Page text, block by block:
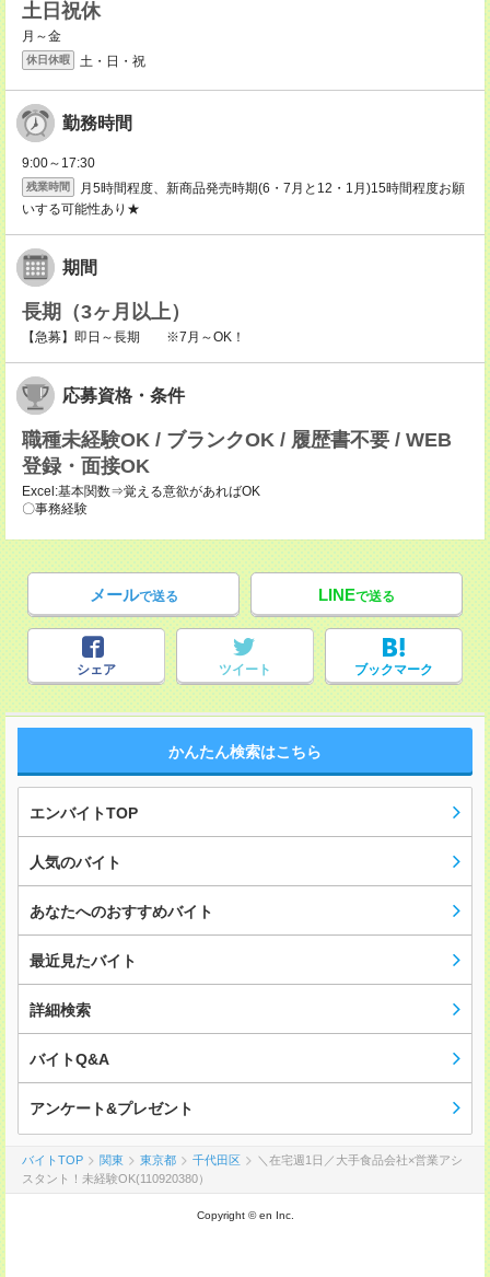
土日祝休
月～金
休日休暇 土・日・祝
勤務時間
9:00～17:30
残業時間
月5時間程度、新商品発売時期(6・7月と12・1月)15時間程度お願
いする可能性あり★
期間
長期（3ヶ月以上）
【急募】即日～長期 ※7月～OK！
応募資格・条件
職種未経験OK / ブランクOK / 履歴書不要 / WEB
登録・面接OK
Excel:基本関数⇒覚える意欲があればOK
〇事務経験
メールで送る LINEで送る
シェア ツイート ブックマーク
かんたん検索はこちら
エンバイトTOP
人気のバイト
あなたへのおすすめバイト
最近見たバイト
詳細検索
バイトQ&A
アンケート&プレゼント
バイトTOP 関東 東京都 千代田区
＼在宅週1日／大手食品会社×営業アシ
スタント！未経験OK(110920380）
Copyright © en Inc.